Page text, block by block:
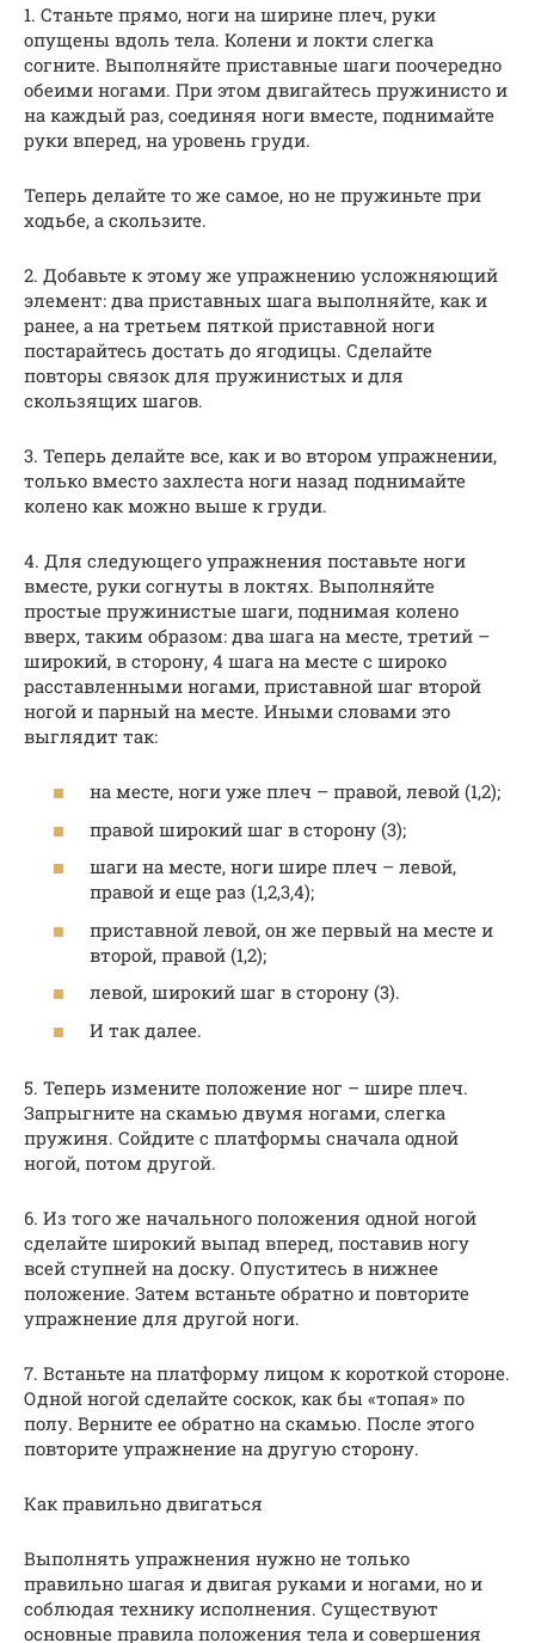
1. Станьте прямо, ноги на ширине плеч, руки
опущены вдоль тела. Колени и локти слегка
согните. Выполняйте приставные шаги поочередно
обеими ногами. При этом двигайтесь пружинисто и
на каждый раз, соединяя ноги вместе, поднимайте
руки вперед, на уровень груди.
Теперь делайте то же самое, но не пружиньте при
ходьбе, а скользите.
2. Добавьте к этому же упражнению усложняющий
элемент: два приставных шага выполняйте, как и
ранее, а на третьем пяткой приставной ноги
постарайтесь достать до ягодицы. Сделайте
повторы связок для пружинистых и для
скользящих шагов.
3. Теперь делайте все, как и во втором упражнении,
только вместо захлеста ноги назад поднимайте
колено как можно выше к груди.
4. Для следующего упражнения поставьте ноги
вместе, руки согнуты в локтях. Выполняйте
простые пружинистые шаги, поднимая колено
вверх, таким образом: два шага на месте, третий –
широкий, в сторону, 4 шага на месте с широко
расставленными ногами, приставной шаг второй
ногой и парный на месте. Иными словами это
выглядит так:
на месте, ноги уже плеч – правой, левой (1,2);
правой широкий шаг в сторону (3);
шаги на месте, ноги шире плеч – левой,
правой и еще раз (1,2,3,4);
приставной левой, он же первый на месте и
второй, правой (1,2);
левой, широкий шаг в сторону (3).
И так далее.
5. Теперь измените положение ног – шире плеч.
Запрыгните на скамью двумя ногами, слегка
пружиня. Сойдите с платформы сначала одной
ногой, потом другой.
6. Из того же начального положения одной ногой
сделайте широкий выпад вперед, поставив ногу
всей ступней на доску. Опуститесь в нижнее
положение. Затем встаньте обратно и повторите
упражнение для другой ноги.
7. Встаньте на платформу лицом к короткой стороне.
Одной ногой сделайте соскок, как бы «топая» по
полу. Верните ее обратно на скамью. После этого
повторите упражнение на другую сторону.
Как правильно двигаться
Выполнять упражнения нужно не только
правильно шагая и двигая руками и ногами, но и
соблюдая технику исполнения. Существуют
основные правила положения тела и совершения